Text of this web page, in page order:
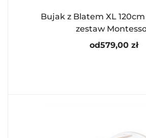
Bujak z Blatem XL 120cm
zestaw
od579,00 zł